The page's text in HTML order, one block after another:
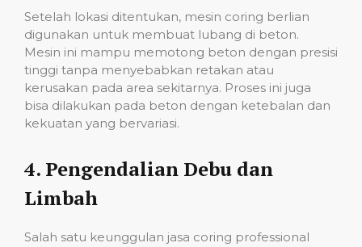
Setelah lokasi ditentukan, mesin coring berlian
digunakan untuk membuat lubang di beton.
Mesin ini mampu memotong beton dengan presisi
tinggi tanpa menyebabkan retakan atau
kerusakan pada area sekitarnya. Proses ini juga
bisa dilakukan pada beton dengan ketebalan dan
kekuatan yang bervariasi.
4. Pengendalian Debu dan
Limbah
Salah satu keunggulan jasa coring professional